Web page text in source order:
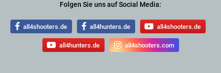
Folgen Sie uns auf Social Media:
all4shooters.de all4hunters.de all4shooters.de
all4hunters.de all4shooters.com